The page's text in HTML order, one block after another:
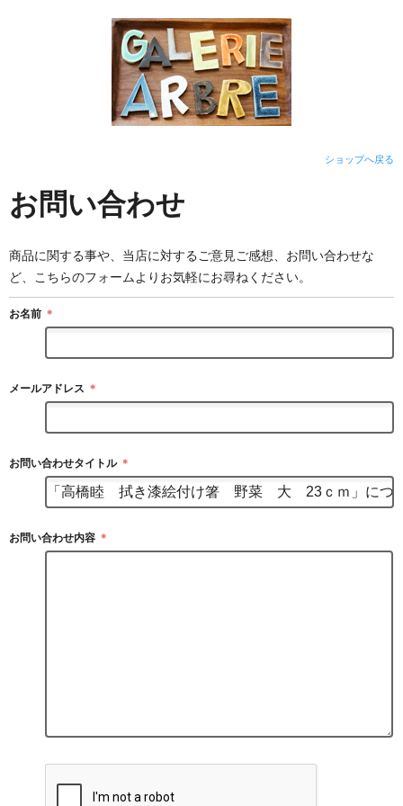
ショップへ戻る
お問い合わせ
商品に関する事や、当店に対するご意見ご感想、お問い合わせな
ど、こちらのフォームよりお気軽にお尋ねください。
お名前 ＊
メールアドレス ＊
お問い合わせタイトル ＊
お問い合わせ内容 ＊